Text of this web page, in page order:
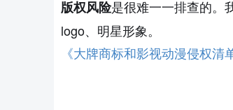
版权风险是很难一一排查的。
logo、明星形象。
《大牌商标和影视动漫侵权清